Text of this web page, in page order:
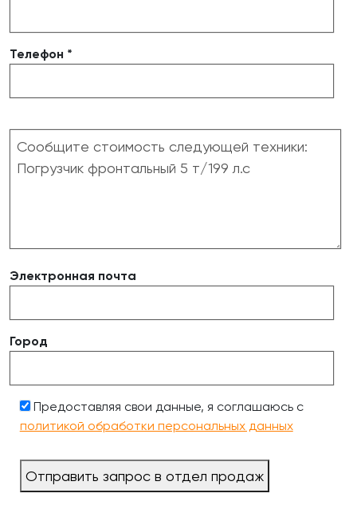
Телефон *
Электронная почта
Город
Предоставляя свои данные, я соглашаюсь с
политикой обработки персональных данных
Отправить запрос в отдел продаж